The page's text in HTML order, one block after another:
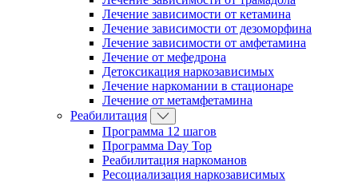
Лечение зависимости от кетамина
Лечение зависимости от дезоморфина
Лечение зависимости от амфетамина
Лечение от мефедрона
Детоксикация наркозависимых
Лечение наркомании в стационаре
Лечение от метамфетамина
Реабилитация
Программа 12 шагов
Программа Day Top
Реабилитация наркоманов
Ресоциализация наркозависимых